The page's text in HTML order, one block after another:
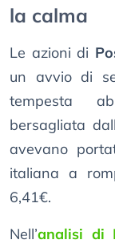
la calma
Le azioni di
un avvio di
tempesta
bersagliata
avevano
italiana a
6,41€.
Nell’analisi di